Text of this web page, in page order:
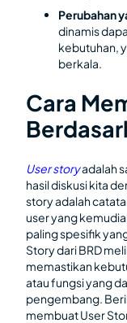
Perubahan
dinamis
kebutuhan,
berkala.
Cara
User storyadalah
hasil diskusi kita
story adalah
user yang
paling spesifik
Story dari BRD
memastikan
atau fungsi yang
pengembang.
membuat User